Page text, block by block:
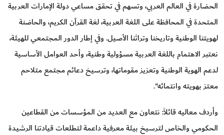
الحضارة في العالم العربي، وتسهم في تحقق مساعي دولة الإمارات العربية
المتحدة في المحافظة على اللغة العربية، لغة القرآن الكريم، والحاضنة
لهويتنا الوطنية وتاريخنا وتراثنا الأصيل. وفي إطار الدور المجتمعي للهيئة،
نعتبر الاهتمام باللغة العربية مسؤولية وطنية، وأحد العوامل الأساسية
لدعم الهوية الوطنية وتعزيز مقوماتها، وترسيخ دعائم مجتمع متلاحم
معتز بهويته وانتمائه".
وأردف معاليه قائلاً: نتعاون مع العديد من المؤسسات من القطاعين
الحكومي والخاص لترسيخ بيئة معرفية داعمة لتطلعات قيادتنا الرشيدة